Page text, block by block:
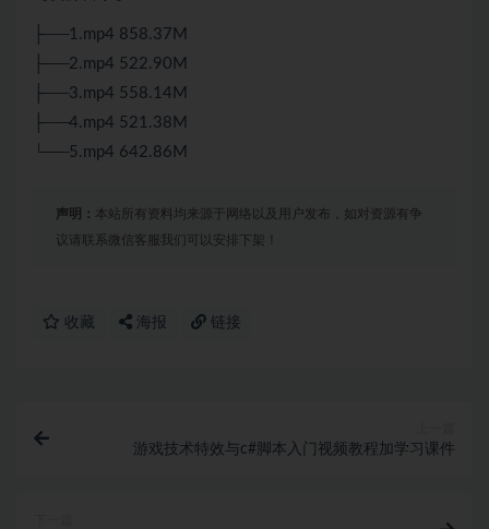
├──1.mp4 858.37M
├──2.mp4 522.90M
├──3.mp4 558.14M
├──4.mp4 521.38M
└──5.mp4 642.86M
声明： 本站所有资料均来源于网络以及用户发布，如对资源有争
议请联系微信客服我们可以安排下架！
收藏 海报 链接
游戏技术特效与c#脚本入门视频教程加学习课件